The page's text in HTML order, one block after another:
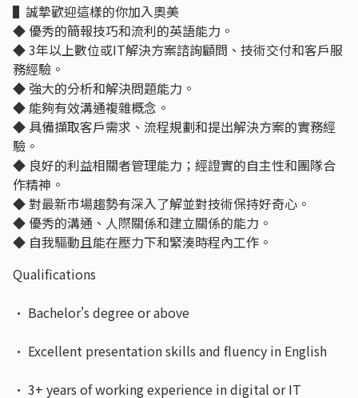
▌誠摯歡迎這樣的你加入奧美
◆ 優秀的簡報技巧和流利的英語能力。
◆ 3年以上數位或IT解決方案諮詢顧問、技術交付和客戶服
務經驗。
◆ 強大的分析和解決問題能力。
◆ 能夠有效溝通複雜概念。
◆ 具備擷取客戶需求、流程規劃和提出解決方案的實務經
驗。
◆ 良好的利益相關者管理能力；經證實的自主性和團隊合
作精神。
◆ 對最新市場趨勢有深入了解並對技術保持好奇心。
◆ 優秀的溝通、人際關係和建立關係的能力。
◆ 自我驅動且能在壓力下和緊湊時程內工作。
Qualifications
· Bachelor's degree or above
· Excellent presentation skills and fluency in English
· 3+ years of working experience in digital or IT